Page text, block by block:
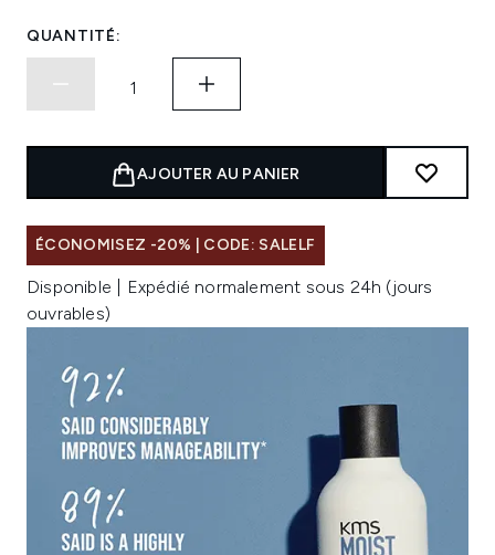
QUANTITÉ:
AJOUTER AU PANIER
ÉCONOMISEZ -20% | CODE: SALELF
Disponible | Expédié normalement sous 24h (jours
ouvrables)